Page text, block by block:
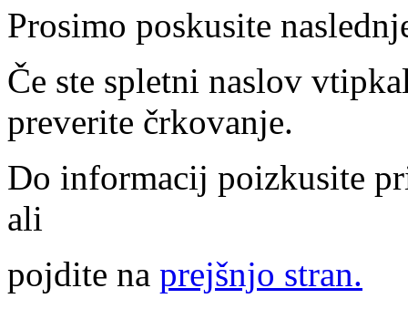
Prosimo poskusite
Če ste spletni naslov
preverite črkovanje.
Do informacij poizkusite
ali
pojdite na prejšnjo stran.